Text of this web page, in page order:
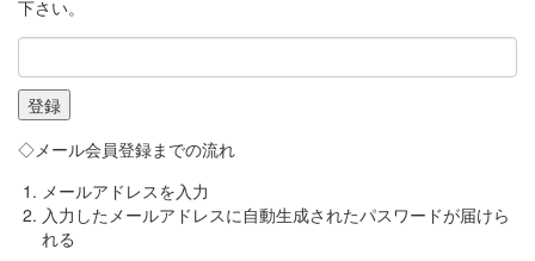
下さい。
◇メール会員登録までの流れ
メールアドレスを入力
入力したメールアドレスに自動生成されたパスワードが届けら
れる